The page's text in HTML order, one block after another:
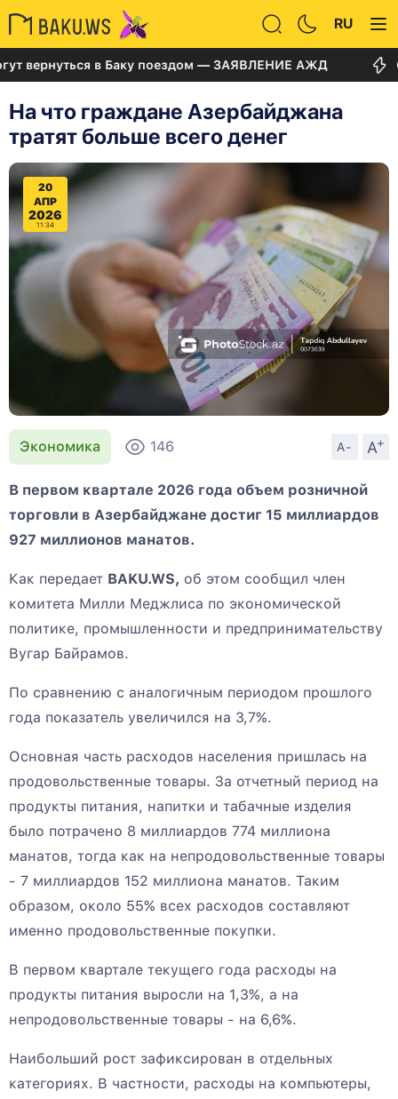
RU
в Баку поездом — ЗАЯВЛЕНИЕ АЖД Суд по
На что граждане Азербайджана
тратят больше всего денег
20
АПР
2026
11:34
Экономика 146 A- A
+
В первом квартале 2026 года объем розничной
торговли в Азербайджане достиг 15 миллиардов
927 миллионов манатов.
Как передает BAKU.WS, об этом сообщил член
комитета Милли Меджлиса по экономической
политике, промышленности и предпринимательству
Вугар Байрамов.
По сравнению с аналогичным периодом прошлого
года показатель увеличился на 3,7%.
Основная часть расходов населения пришлась на
продовольственные товары. За отчетный период на
продукты питания, напитки и табачные изделия
было потрачено 8 миллиардов 774 миллиона
манатов, тогда как на непродовольственные товары
- 7 миллиардов 152 миллиона манатов. Таким
образом, около 55% всех расходов составляют
именно продовольственные покупки.
В первом квартале текущего года расходы на
продукты питания выросли на 1,3%, а на
непродовольственные товары - на 6,6%.
Наибольший рост зафиксирован в отдельных
категориях. В частности, расходы на компьютеры,